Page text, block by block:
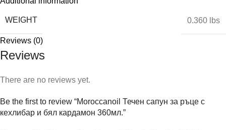
WEIGHT 0.360 lbs
Reviews (0)
Reviews
There are no reviews yet.
Be the first to review “Moroccanoil Течен сапун за ръце с
кехлибар и бял кардамон 360мл.”